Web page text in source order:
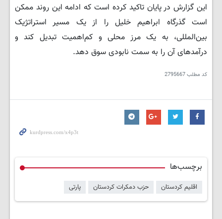
این گزارش در پایان تاکید کرده است که ادامه این روند ممکن
است گذرگاه ابراهیم خلیل را از یک مسیر استراتژیک
بین‌المللی، به یک مرز محلی و کم‌اهمیت تبدیل کند و
درآمدهای آن را به سمت نابودی سوق دهد.
کد مطلب2795667
برچسب‌ها
اقلیم کردستان حزب دمکرات کردستان پارتی